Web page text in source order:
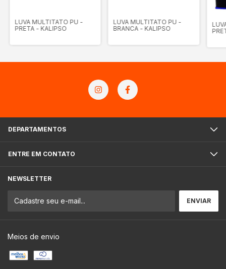
LUVA MULTITATO PU -
PRETA - KALIPSO
LUVA MULTITATO PU -
BRANCA - KALIPSO
DEPARTAMENTOS
ENTRE EM CONTATO
NEWSLETTER
Meios de envio